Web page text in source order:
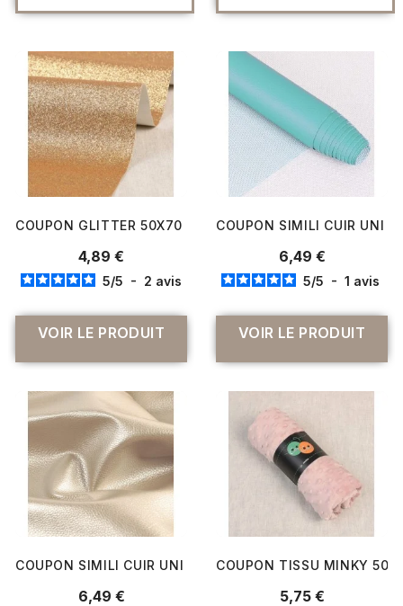
COUPON GLITTER 50X70 CM
4,89 €
5/5 - 2 avis
VOIR LE PRODUIT
COUPON SIMILI CUIR UNI
6,49 €
5/5 - 1 avis
VOIR LE PRODUIT
COUPON SIMILI CUIR UNI MÉTALLISÉ 140X50 CM
6,49 €
COUPON TISSU MINKY 50
5,75 €